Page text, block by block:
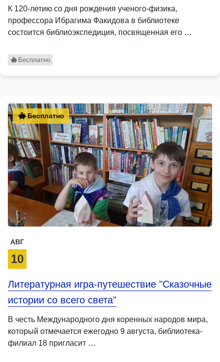
К 120-летию со дня рождения ученого-физика,
профессора Ибрагима Факидова в библиотеке
состоится библиоэкспедиция, посвященная его …
Бесплатно
Бесплатно
АВГ
10
Литературная игра-путешествие "Сказочные
истории со всего света"
В честь Международного дня коренных народов мира,
который отмечается ежегодно 9 августа, библиотека-
филиал 18 пригласит …